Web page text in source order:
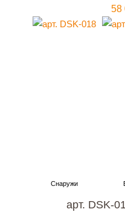
58
арт. DSK-